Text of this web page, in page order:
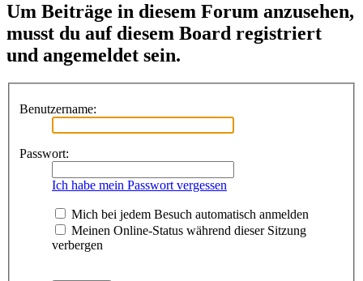
Um Beiträge in diesem Forum anzusehen,
musst du auf diesem Board registriert
und angemeldet sein.
Benutzername:
Passwort:
Ich habe mein Passwort vergessen
Mich bei jedem Besuch automatisch anmelden
Meinen Online-Status während dieser Sitzung
verbergen